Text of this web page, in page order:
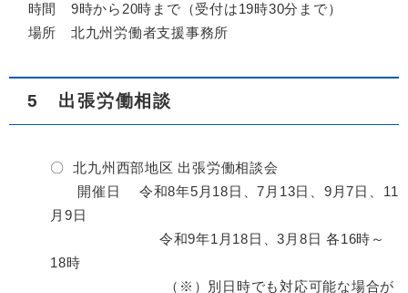
時間 9時から20時まで（受付は19時30分まで）
場所 北九州労働者支援事務所
5 出張労働相談
〇 北九州西部地区 出張労働相談会
開催日 令和8年5月18日、7月13日、9月7日、11
月9日
令和9年1月18日、3月8日 各16時～
18時
（※）別日時でも対応可能な場合が